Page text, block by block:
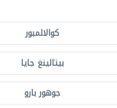
كوالالمبور
بيتالينغ جايا
جوهور بارو